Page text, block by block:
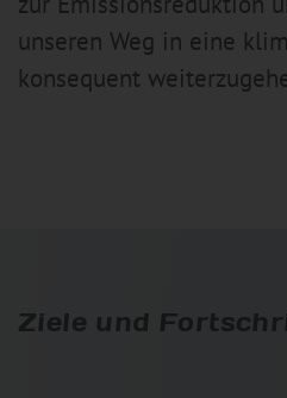
unseren Weg in eine
konsequent
Ziele und